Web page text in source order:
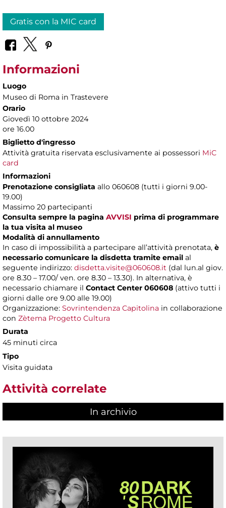
Gratis con la MIC card
Informazioni
Luogo
Museo di Roma in Trastevere
Orario
Giovedì 10 ottobre 2024
ore 16.00
Biglietto d'ingresso
Attività gratuita riservata esclusivamente ai possessori MiC
card
Informazioni
Prenotazione consigliata allo 060608 (tutti i giorni 9.00-
19.00)
Massimo 20 partecipanti
Consulta sempre la pagina AVVISI prima di programmare
la tua visita al museo
Modalità di annullamento
In caso di impossibilità a partecipare all’attività prenotata, è
necessario comunicare la disdetta tramite email al
seguente indirizzo: disdetta.visite@060608.it (dal lun.al giov.
ore 8.30 – 17.00/ ven. ore 8.30 – 13.30). In alternativa, è
necessario chiamare il Contact Center 060608 (attivo tutti i
giorni dalle ore 9.00 alle 19.00)
Organizzazione: Sovrintendenza Capitolina in collaborazione
con Zètema Progetto Cultura
Durata
45 minuti circa
Tipo
Visita guidata
Attività correlate
In archivio